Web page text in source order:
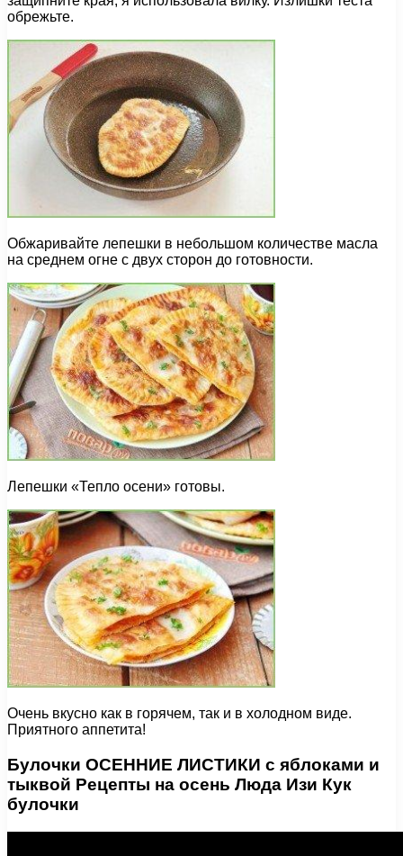
обрежьте.
Обжаривайте лепешки в небольшом количестве масла
на среднем огне с двух сторон до готовности.
Лепешки «Тепло осени» готовы.
Очень вкусно как в горячем, так и в холодном виде.
Приятного аппетита!
Булочки ОСЕННИЕ ЛИСТИКИ с яблоками и
тыквой Рецепты на осень Люда Изи Кук
булочки